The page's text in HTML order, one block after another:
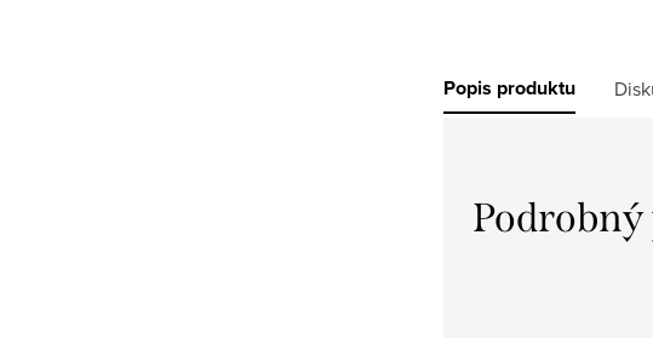
Popis produktu
Podrobný